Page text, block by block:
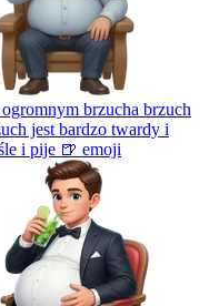
brzucha brzuch
jest bardzo twardy i
i pije 🍺 emoji